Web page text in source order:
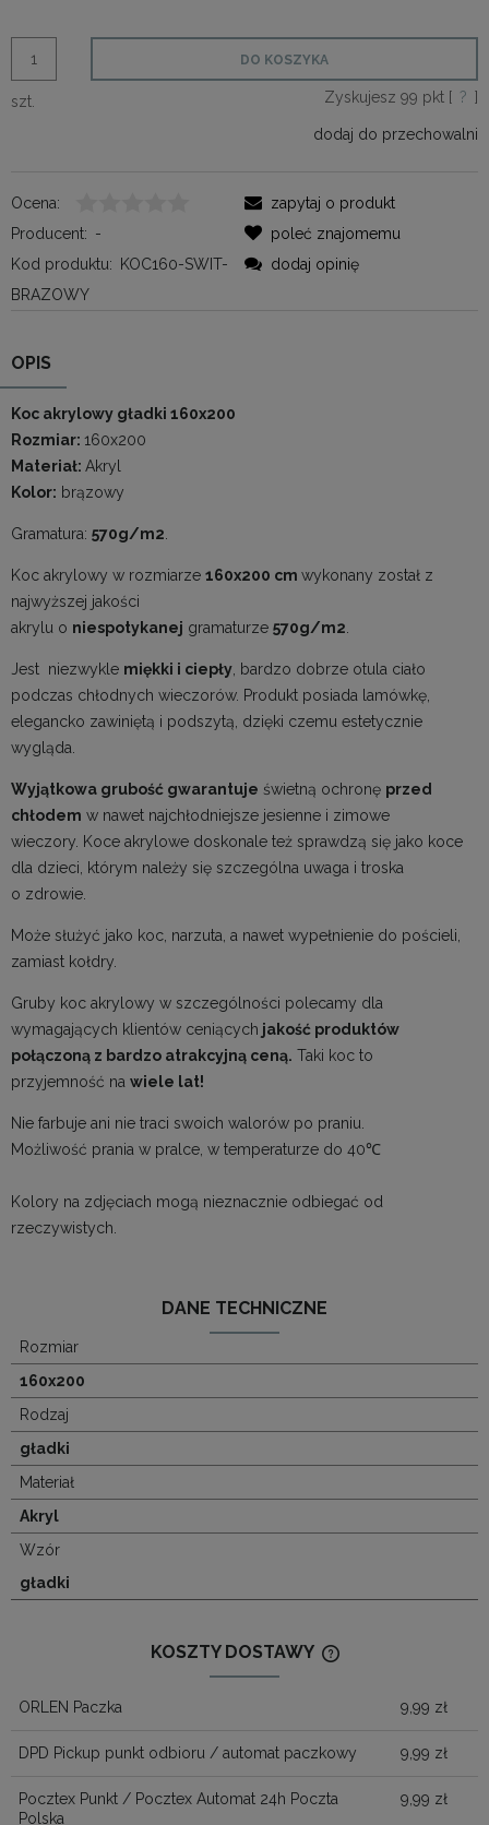
szt.
DO KOSZYKA
Zyskujesz 99 pkt [ ? ]
dodaj do przechowalni
Ocena:
Producent: -
Kod produktu:
KOC160-SWIT-
BRAZOWY
zapytaj o produkt
poleć znajomemu
dodaj opinię
OPIS
Koc akrylowy gładki 160x200
Rozmiar: 160x200
Materiał: Akryl
Kolor: brązowy
Gramatura: 570g/m2
Koc akrylowy w rozmiarze 160x200 cm wykonany został z
najwyższej jakości
akrylu o niespotykanej gramaturze 570g/m2
Jest niezwykle miękki i ciepły , bardzo dobrze otula ciało
podczas chłodnych wieczorów. Produkt posiada lamówkę,
elegancko zawiniętą i podszytą, dzięki czemu estetycznie
wygląda.
Wyjątkowa grubość gwarantuje świetną ochronę przed
chłodem w nawet najchłodniejsze jesienne i zimowe
wieczory. Koce akrylowe doskonale też sprawdzą się jako koce
dla dzieci, którym należy się szczególna uwaga i troska
o zdrowie.
Może służyć jako koc, narzuta, a nawet wypełnienie do pościeli,
zamiast kołdry.
Gruby koc akrylowy w szczególności polecamy dla
wymagających klientów ceniących jakość produktów
połączoną z bardzo atrakcyjną ceną. Taki koc to
przyjemność na wiele lat!
Nie farbuje ani nie traci swoich walorów po praniu.
Możliwość prania w pralce, w temperaturze do 40℃
Kolory na zdjęciach mogą nieznacznie odbiegać od
rzeczywistych.
DANE TECHNICZNE
Rozmiar
160x200
Rodzaj
gładki
Materiał
Akryl
Wzór
gładki
KOSZTY DOSTAWY
ORLEN Paczka 9,99 zł
DPD Pickup punkt odbioru / automat paczkowy 9,99 zł
Pocztex Punkt / Pocztex Automat 24h Poczta
Polska
9,99 zł